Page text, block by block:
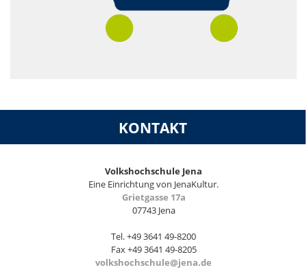
KONTAKT
Volkshochschule Jena
Eine Einrichtung von JenaKultur.
Grietgasse 17a
07743 Jena
Tel. +49 3641 49-8200
Fax +49 3641 49-8205
volkshochschule@jena.de